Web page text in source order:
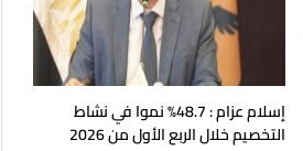
إسلام عزام : 48.7% نموا في نشاط
التخصيم خلال الربع الأول من 2026